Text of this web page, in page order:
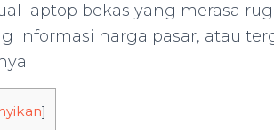
laptop bekas yang merasa
informasi harga pasar, atau
]